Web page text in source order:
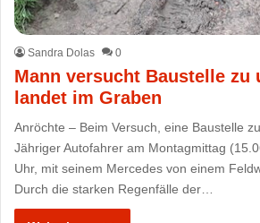
Sandra Dolas 0
Mann versucht Baustelle zu
landet im Graben
Anröchte – Beim Versuch, eine Baustelle
Jähriger Autofahrer am Montagmittag
Uhr, mit seinem Mercedes von einem
Durch die starken Regenfälle der…